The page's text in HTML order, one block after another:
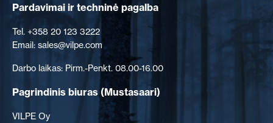
Pardavimai ir techninė pagalba
Tel. +358 20 123 3222
Email: sales@vilpe.com
Darbo laikas: Pirm.-Penkt. 08.00-16.00
Pagrindinis biuras (Mustasaari)
VILPE Oy